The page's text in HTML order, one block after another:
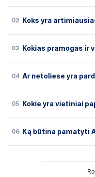
02 Koks yra
03 Kokias pramogas ir
04 Ar netoliese yra
05 Kokie yra vietiniai
06 Ką būtina pamatyti